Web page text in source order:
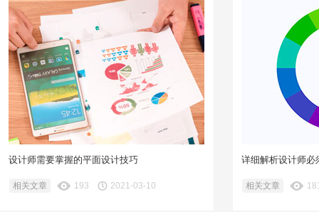
设计师需要掌握的平面设计技巧
相关文章 193 2021-03-10
详细解析设计师必
相关文章